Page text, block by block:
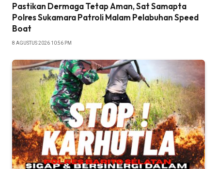
Pastikan Dermaga Tetap Aman, Sat Samapta
Polres Sukamara Patroli Malam Pelabuhan Speed
Boat
8 AGUSTUS 2026 10:56 PM